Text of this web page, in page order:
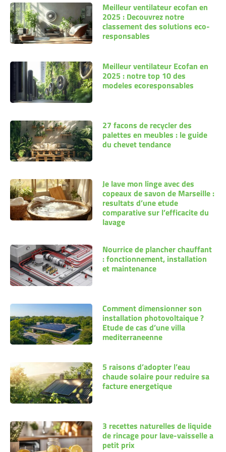
Meilleur ventilateur ecofan en
2025 : Decouvrez notre
classement des solutions eco-
responsables
Meilleur ventilateur Ecofan en
2025 : notre top 10 des
modeles ecoresponsables
27 facons de recycler des
palettes en meubles : le guide
du chevet tendance
Je lave mon linge avec des
copeaux de savon de Marseille :
resultats d’une etude
comparative sur l’efficacite du
lavage
Nourrice de plancher chauffant
: fonctionnement, installation
et maintenance
Comment dimensionner son
installation photovoltaique ?
Etude de cas d’une villa
mediterraneenne
5 raisons d’adopter l’eau
chaude solaire pour reduire sa
facture energetique
3 recettes naturelles de liquide
de rincage pour lave-vaisselle a
petit prix